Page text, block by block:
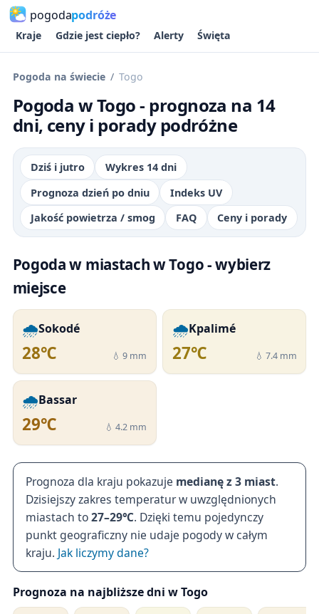
pogodapodróże
Kraje Gdzie jest ciepło? Alerty Święta
Pogoda na świecie Togo
Pogoda w Togo - prognoza na 14
dni, ceny i porady podróżne
Dziś i jutro
Wykres 14 dni
Prognoza dzień po dniu
Indeks UV
Jakość powietrza / smog
FAQ Ceny i porady
Pogoda w miastach w Togo - wybierz
miejsce
🌧️Sokodé
28℃ 💧 9 mm
🌧️Kpalimé
27℃ 💧 7.4 mm
🌧️Bassar
29℃ 💧 4.2 mm
Prognoza dla kraju pokazuje medianę z 3 miast.
Dzisiejszy zakres temperatur w uwzględnionych
miastach to27–29℃. Dzięki temu pojedynczy
punkt geograficzny nie udaje pogody w całym
kraju. Jak liczymy dane?
Prognoza na najbliższe dni w Togo